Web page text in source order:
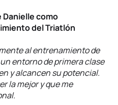
Danielle como
del Triatlón
al entrenamiento de
entorno de primera clase
y alcancen su potencial.
la mejor y que me